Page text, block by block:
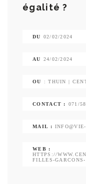
égalité ?
DU 02/02/2024
AU 24/02/2024
OU : THUIN |
CONTACT : 071/
MAIL :
WEB :
HTTPS://
FILLES-